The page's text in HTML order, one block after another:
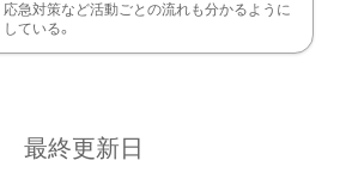
応急対策など活動ごとの流れも分かるように
している。
最終更新日